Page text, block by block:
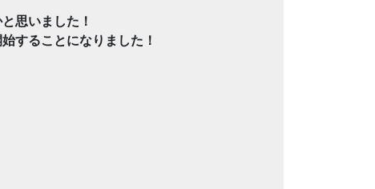
思いました！
することになりました！